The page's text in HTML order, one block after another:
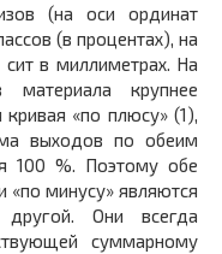
(на оси ординат
(в процентах), на
в миллиметрах. На
материала крупнее
кривая «по плюсу» (1),
выходов по обеим
100 %. Поэтому обе
«по минусу» являются
Они всегда
суммарному